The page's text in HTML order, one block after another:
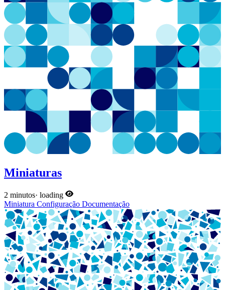
Miniaturas
2 minutos· loading
Miniatura Configuração Documentação